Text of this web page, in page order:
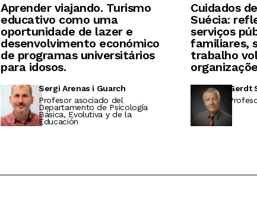
Aprender viajando. Turismo
educativo como uma
oportunidade de lazer e
desenvolvimento económico
de programas universitários
para idosos.
Sergi Arenas i Guarch
Profesor asociado del
Departamento de Psicología
Básica, Evolutiva y de la
Educación
Cuidados
Suécia:
serviços
familiares,
trabalho
Gerdt